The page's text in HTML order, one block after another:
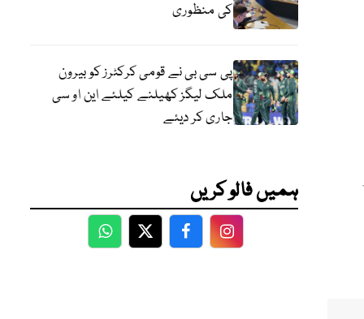
کی منظوری
پی سی بی نے قومی کرکٹرز کو بیرون
ملک لیگز کھیلنے کیلئے این او سی
جاری کر دیئے
ہمیں فالو کریں
WhatsApp
TwitterFacebookFacebook